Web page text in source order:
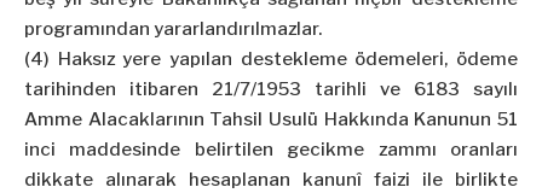
programından yararlandırılmazlar.
(4) Haksız yere yapılan destekleme ödemeleri, ödeme
tarihinden itibaren 21/7/1953 tarihli ve 6183 sayılı
Amme Alacaklarının Tahsil Usulü Hakkında Kanunun 51
inci maddesinde belirtilen gecikme zammı oranları
dikkate alınarak hesaplanan kanunî faizi ile birlikte